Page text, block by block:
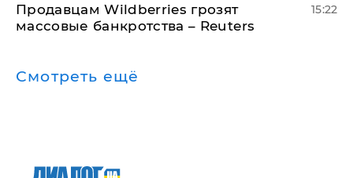
Продавцам Wildberries грозят
массовые банкротства – Reuters
15:22
Смотреть ещё